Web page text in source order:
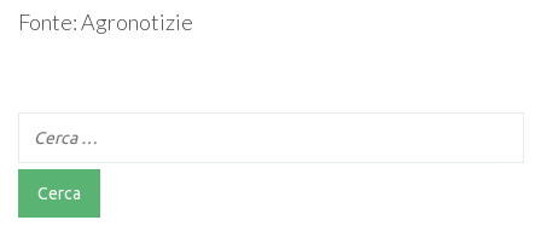
Fonte: Agronotizie